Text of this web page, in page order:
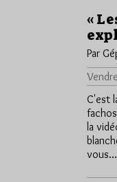
«
Par
C'est
la
vous…